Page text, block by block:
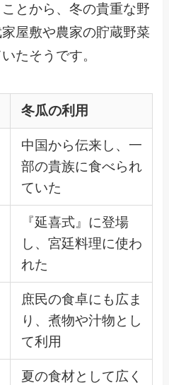
とから、冬の貴重な野
屋敷や農家の貯蔵野菜
たそうです。
冬瓜の利用
中国から伝来し、一
部の貴族に食べられ
ていた
『延喜式』に登場
し、宮廷料理に使わ
れた
庶民の食卓にも広ま
り、煮物や汁物とし
て利用
夏の食材として広く